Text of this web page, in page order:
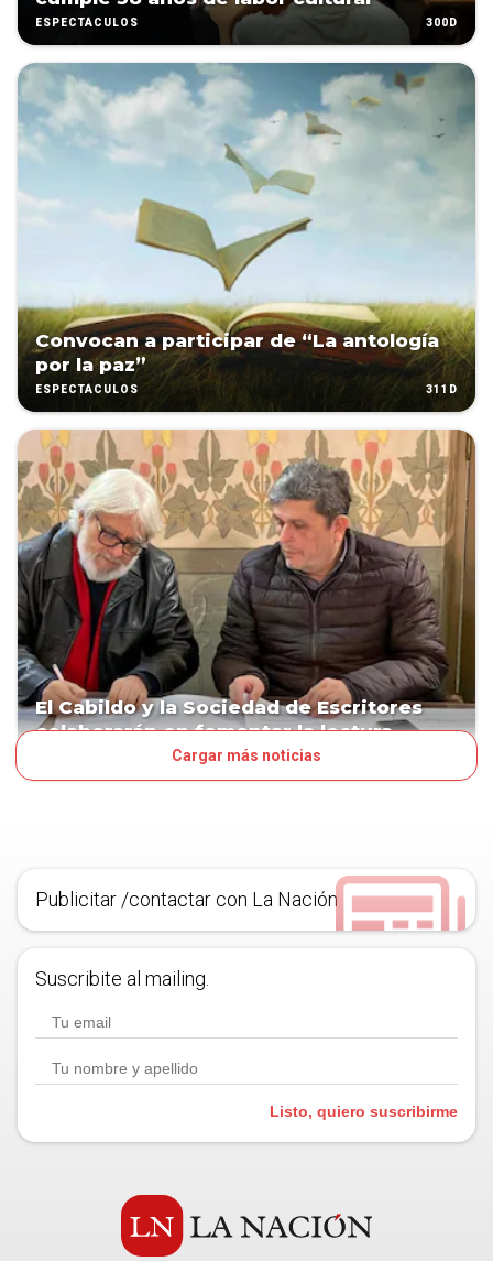
ESPECTÁCULOS 300D
Convocan a participar de “La antología
por la paz”
ESPECTÁCULOS 311D
El Cabildo y la Sociedad de Escritores
colaborarán en fomentar la lectura
Cargar más noticias
Publicitar /contactar con La Nación
Suscribite al mailing.
Listo, quiero suscribirme